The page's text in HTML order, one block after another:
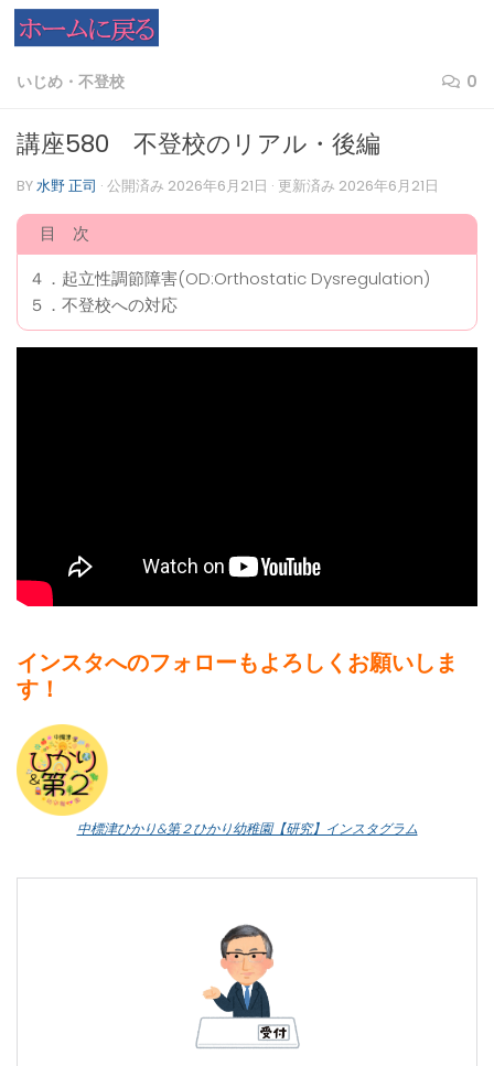
コンテンツへスキップ
いじめ・不登校 0
講座580 不登校のリアル・後編
BY水野 正司 · 公開済み 2026年6月21日 · 更新済み 2026年6月21日
目 次
４．起立性調節障害(OD:Orthostatic Dysregulation)
５．不登校への対応
インスタへのフォローもよろしくお願いしま
す！
中標津ひかり&第２ひかり幼稚園【研究】インスタグラム